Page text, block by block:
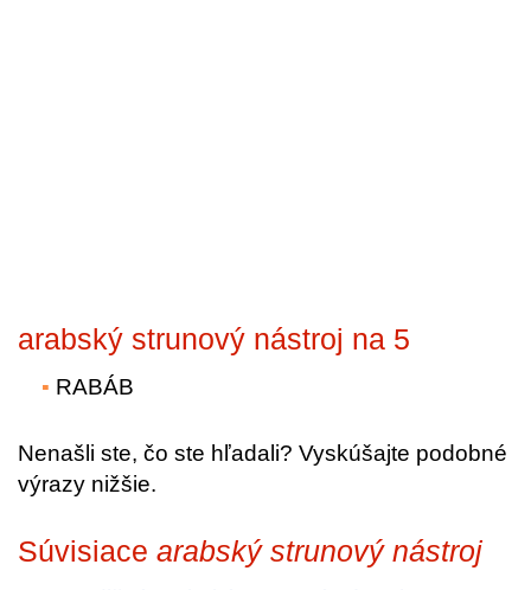
arabský strunový nástroj na 5
RABÁB
Nenašli ste, čo ste hľadali? Vyskúšajte podobné
výrazy nižšie.
Súvisiace arabský strunový nástroj